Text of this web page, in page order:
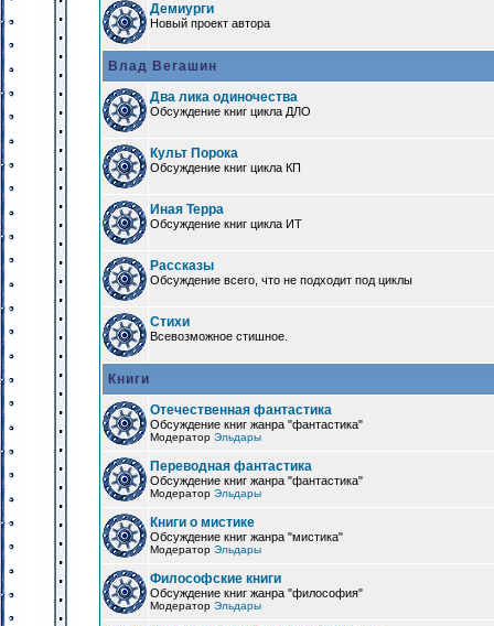
Демиурги
Новый проект автора
Влад Вегашин
Два лика одиночества
Обсуждение книг цикла ДЛО
Культ Порока
Обсуждение книг цикла КП
Иная Терра
Обсуждение книг цикла ИТ
Рассказы
Обсуждение всего, что не подходит под циклы
Стихи
Всевозможное стишное.
Книги
Отечественная фантастика
Обсуждение книг жанра "фантастика"
Модератор Эльдары
Переводная фантастика
Обсуждение книг жанра "фантастика"
Модератор Эльдары
Книги о мистике
Обсуждение книг жанра "мистика"
Модератор Эльдары
Философские книги
Обсуждение книг жанра "философия"
Модератор Эльдары